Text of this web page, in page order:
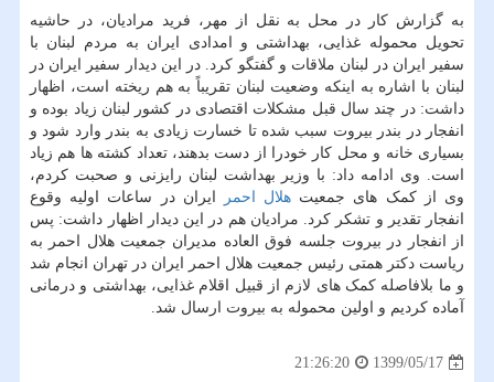
به گزارش کار در محل به نقل از مهر، فرید مرادیان، در حاشیه
تحویل محموله غذایی، بهداشتی و امدادی ایران به مردم لبنان با
سفیر ایران در لبنان ملاقات و گفتگو کرد. در این دیدار سفیر ایران در
لبنان با اشاره به اینکه وضعیت لبنان تقریباً به هم ریخته است، اظهار
داشت: در چند سال قبل مشکلات اقتصادی در کشور لبنان زیاد بوده و
انفجار در بندر بیروت سبب شده تا خسارت زیادی به بندر وارد شود و
بسیاری خانه و محل کار خودرا از دست بدهند، تعداد کشته ها هم زیاد
است. وی ادامه داد: با وزیر بهداشت لبنان رایزنی و صحبت کردم،
وی از کمک های جمعیت هلال احمر
ایران در ساعات اولیه وقوع
انفجار تقدیر و تشکر کرد. مرادیان هم در این دیدار اظهار داشت: پس
از انفجار در بیروت جلسه فوق العاده مدیران جمعیت هلال احمر به
ریاست دکتر همتی رئیس جمعیت هلال احمر ایران در تهران انجام شد
و ما بلافاصله کمک های لازم از قبیل اقلام غذایی، بهداشتی و درمانی
آماده کردیم و اولین محموله به بیروت ارسال شد.
1399/05/17
21:26:20